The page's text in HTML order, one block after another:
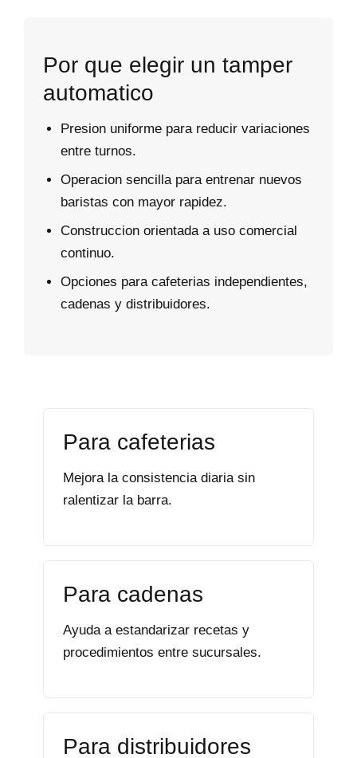
Por que elegir un tamper
automatico
Presion uniforme para reducir variaciones
entre turnos.
Operacion sencilla para entrenar nuevos
baristas con mayor rapidez.
Construccion orientada a uso comercial
continuo.
Opciones para cafeterias independientes,
cadenas y distribuidores.
Para cafeterias
Mejora la consistencia diaria sin
ralentizar la barra.
Para cadenas
Ayuda a estandarizar recetas y
procedimientos entre sucursales.
Para distribuidores